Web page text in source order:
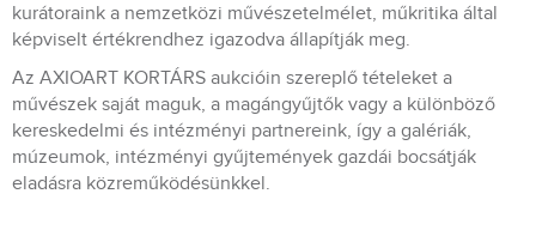
kurátoraink a nemzetközi művészetelmélet, műkritika által
képviselt értékrendhez igazodva állapítják meg.
Az AXIOART KORTÁRS aukcióin szereplő tételeket a
művészek saját maguk, a magángyűjtők vagy a különböző
kereskedelmi és intézményi partnereink, így a galériák,
múzeumok, intézményi gyűjtemények gazdái bocsátják
eladásra közreműködésünkkel.